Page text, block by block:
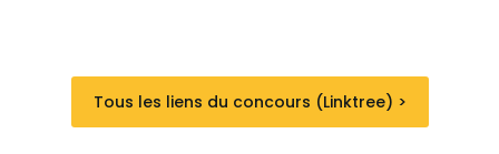
Tous les liens du concours (Linktree) >